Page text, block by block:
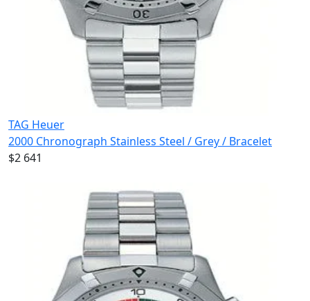
TAG Heuer
2000 Chronograph Stainless Steel / Grey / Bracelet
$2 641